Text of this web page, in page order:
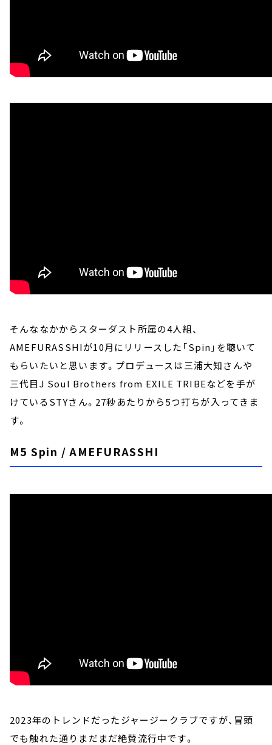
そんななかからスターダスト所属の4人組、
AMEFURASSHIが10月にリリースした「Spin」を聴いて
もらいたいと思います。プロデュースは三浦大知さんや
三代目J Soul Brothers from EXILE TRIBEなどを手が
けているSTYさん。27秒あたりから5つ打ちが入ってきま
す。
M5 Spin / AMEFURASSHI
2023年のトレンドだったジャージークラブですが、冒頭
でも触れた通りまだまだ絶賛流行中です。